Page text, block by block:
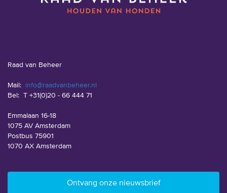
Veelgestelde vragen
Raad van Beheer
Mail: info@raadvanbeheer.nl
Bel: T +31(0)20 - 66 444 71
Emmalaan 16-18
1075 AV Amsterdam
Postbus 75901
1070 AX Amsterdam